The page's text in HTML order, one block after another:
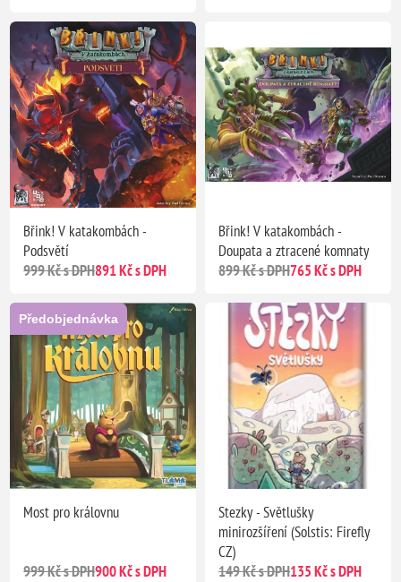
Břink! V katakombách -
Podsvětí
999 Kč s DPH891 Kč s DPH
Břink! V katakombách -
Doupata a ztracené komnaty
899 Kč s DPH765 Kč s DPH
Předobjednávka
Most pro královnu
999 Kč s DPH900 Kč s DPH
Stezky - Světlušky
minirozšíření (Solstis: Firefly
CZ)
149 Kč s DPH135 Kč s DPH